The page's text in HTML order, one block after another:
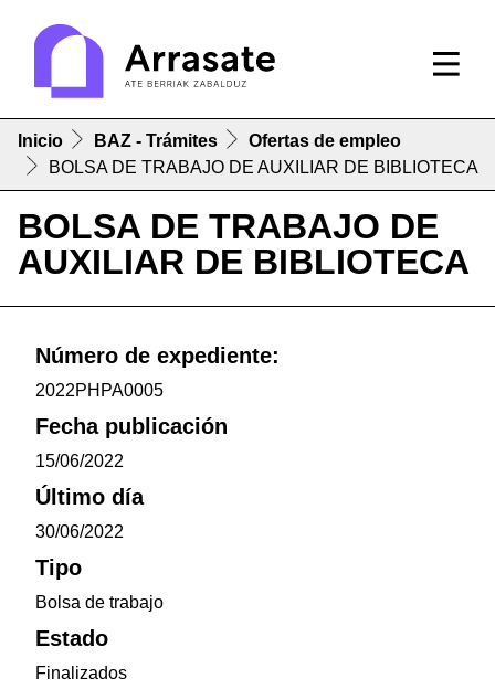
Inicio BAZ - Trámites
Ofertas de empleo
BOLSA DE TRABAJO DE AUXILIAR DE BIBLIOTECA
BOLSA DE TRABAJO DE
AUXILIAR DE BIBLIOTECA
Número de expediente:
2022PHPA0005
Fecha publicación
15/06/2022
Último día
30/06/2022
Tipo
Bolsa de trabajo
Estado
Finalizados